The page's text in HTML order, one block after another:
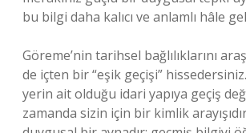
bu bilgi daha kalıcı ve anlamlı hâle
Göreme’nin tarihsel bağlılıklarını
de içten bir “eşik geçişi”
yerin ait olduğu idari yapıya geçiş
zamanda sizin için bir kimlik